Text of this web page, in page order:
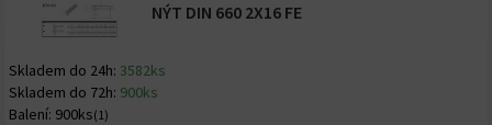
NÝT DIN 660 2X16 FE
Skladem do 24h: 3582ks
Skladem do 72h: 900ks
Balení: 900ks(1)